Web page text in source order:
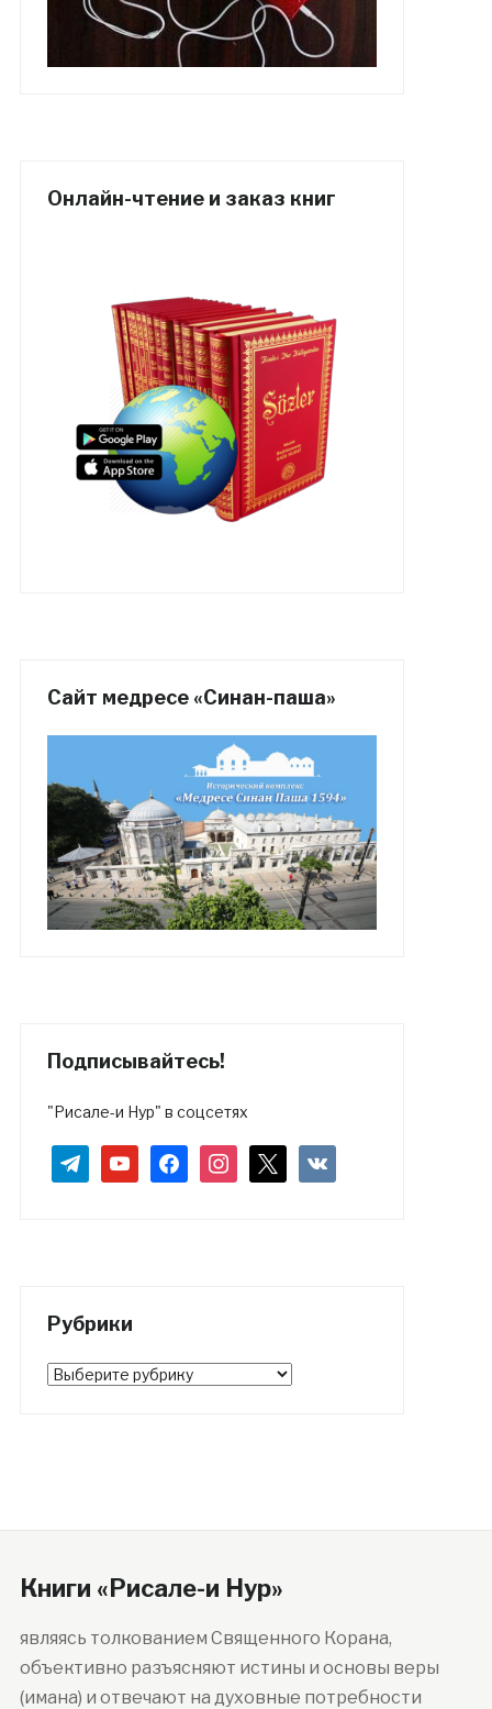
Онлайн-чтение и заказ книг
Сайт медресе «Синан-паша»
Подписывайтесь!
"Рисале-и Нур" в соцсетях
telegramyoutubefacebookinstagram vkontakte
Рубрики
Рубрики
Книги «Рисале-и Нур»
являясь толкованием Священного Корана,
объективно разъясняют истины и основы веры
(имана) и отвечают на духовные потребности